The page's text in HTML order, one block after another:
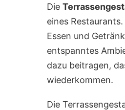
Die
eines
Essen und
entspanntes
dazu beitragen,
wiederkommen.
Die